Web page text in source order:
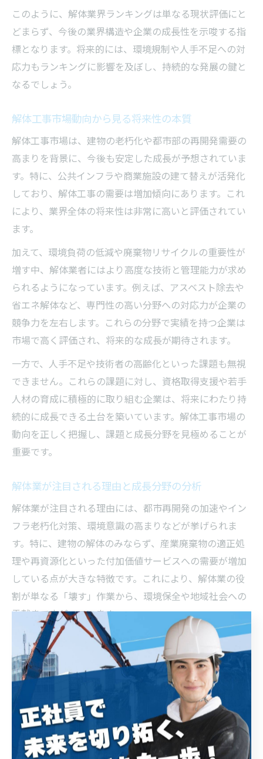
このように、解体業界ランキングは単なる現状評価にと
どまらず、今後の業界構造や企業の成長性を示唆する指
標となります。将来的には、環境規制や人手不足への対
応力もランキングに影響を及ぼし、持続的な発展の鍵と
なるでしょう。
解体工事市場動向から見る将来性の本質
解体工事市場は、建物の老朽化や都市部の再開発需要の
高まりを背景に、今後も安定した成長が予想されていま
す。特に、公共インフラや商業施設の建て替えが活発化
しており、解体工事の需要は増加傾向にあります。これ
により、業界全体の将来性は非常に高いと評価されてい
ます。
加えて、環境負荷の低減や廃棄物リサイクルの重要性が
増す中、解体業者にはより高度な技術と管理能力が求め
られるようになっています。例えば、アスベスト除去や
省エネ解体など、専門性の高い分野への対応力が企業の
競争力を左右します。これらの分野で実績を持つ企業は
市場で高く評価され、将来的な成長が期待されます。
一方で、人手不足や技術者の高齢化といった課題も無視
できません。これらの課題に対し、資格取得支援や若手
人材の育成に積極的に取り組む企業は、将来にわたり持
続的に成長できる土台を築いています。解体工事市場の
動向を正しく把握し、課題と成長分野を見極めることが
重要です。
解体業が注目される理由と成長分野の分析
解体業が注目される理由には、都市再開発の加速やイン
フラ老朽化対策、環境意識の高まりなどが挙げられま
す。特に、建物の解体のみならず、産業廃棄物の適正処
理や再資源化といった付加価値サービスへの需要が増加
している点が大きな特徴です。これにより、解体業の役
割が単なる「壊す」作業から、環境保全や地域社会への
貢献まで広がっています。
成長分野としては、廃棄物リサイクル技術の高度化や、
アスベスト除去などの特殊工事、安全衛生管理の徹底が
挙げられます。例えば、廃材を再利用するための分別技
術や、作業現場での粉じん・騒音対策など、社会的ニー
ズに応える技術開発が進んでいます。こうした分野での
専門性や実績は、企業の競争力強化につながります。
また、業界のイメージ変革や働きやすい環境づくりも注